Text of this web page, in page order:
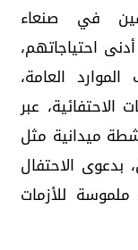
في صنعاء
احتياجاتهم،
العامة،
الاحتفائية، عبر
ميدانية مثل
الاحتفال
للأزمات